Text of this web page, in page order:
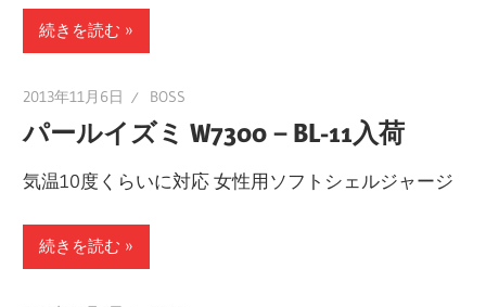
続きを読む
2013年11月6日 BOSS
パールイズミ W7300－BL-11入荷
気温10度くらいに対応 女性用ソフトシェルジャージ
続きを読む